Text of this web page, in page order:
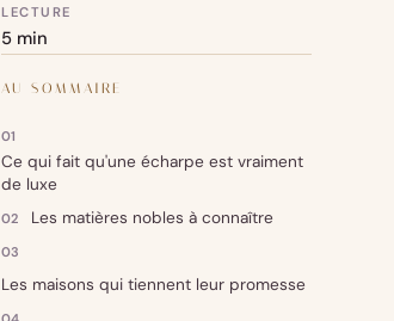
LECTURE
5 min
AU SOMMAIRE
Ce qui fait qu'une écharpe est vraiment
de luxe
Les matières nobles à connaître
Les maisons qui tiennent leur promesse